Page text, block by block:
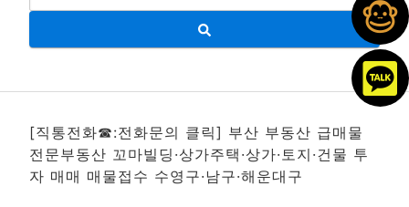
[직통전화☎:전화문의 클릭] 부산 부동산 급매물
전문부동산 꼬마빌딩·상가주택·상가·토지·건물 투
자 매매 매물접수 수영구·남구·해운대구